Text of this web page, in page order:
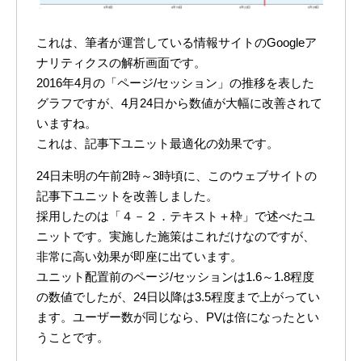
これは、筆者が運営している情報サイトのGoogleア
ナリティクスの解析画面です。
2016年4月の「ページ/セッション」の推移を表した
グラフですが、4月24日から数値が大幅に改善されて
いますね。
これは、記事下ユニット最適化の効果です。
24日未明の午前2時～3時頃に、このウェブサイトの
記事下ユニットを改善しました。
採用したのは「４－２．テキスト＋枠」で述べたユ
ニットです。実施した施策はこれだけなのですが、
非常に高い効果が即座に出ています。
ユニット配置前のページ/セッションは1.6～1.8程度
の数値でしたが、24日以降は3.5程度まで上がってい
ます。ユーザー数が同じなら、PVは倍になったとい
うことです。